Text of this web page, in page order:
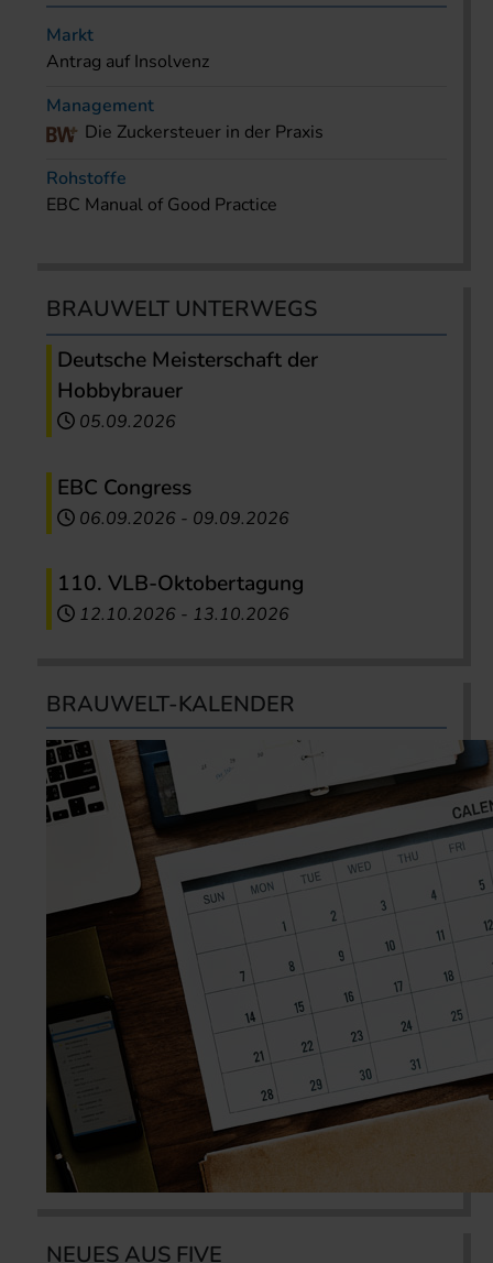
Markt
Antrag auf Insolvenz
Management
Die Zuckersteuer in der Praxis
Rohstoffe
EBC Manual of Good Practice
BRAUWELT UNTERWEGS
Deutsche Meisterschaft der
Hobbybrauer
05.09.2026
EBC Congress
06.09.2026 - 09.09.2026
110. VLB-Oktobertagung
12.10.2026 - 13.10.2026
BRAUWELT-KALENDER
NEUES AUS FIVE